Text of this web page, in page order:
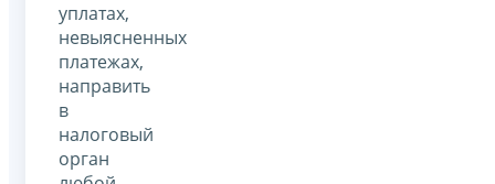
уплатах,
невыясненных
платежах,
направить
в
налоговый
орган